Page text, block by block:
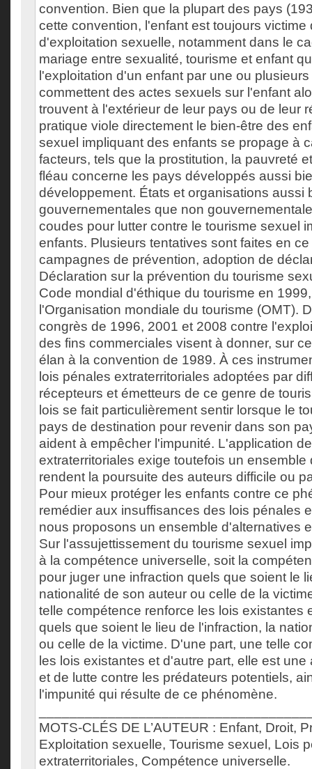
convention. Bien que la plupart des pays
cette convention, l'enfant est toujours victime
d'exploitation sexuelle, notamment dans le
mariage entre sexualité, tourisme et enfant
l'exploitation d'un enfant par une ou
commettent des actes sexuels sur l'enfant
trouvent à l'extérieur de leur pays ou de leur
pratique viole directement le bien-être des
sexuel impliquant des enfants se propage à
facteurs, tels que la prostitution, la pauvreté
fléau concerne les pays développés aussi
développement. États et organisations aussi
gouvernementales que non
coudes pour lutter contre le tourisme sexuel
enfants. Plusieurs tentatives sont faites en
campagnes de prévention, adoption de
Déclaration sur la prévention du tourisme
Code mondial d'éthique du tourisme en
l'Organisation mondiale du tourisme (OMT).
congrès de 1996, 2001 et 2008 contre
des fins commerciales visent à donner, sur
élan à la convention de 1989. À ces
lois pénales extraterritoriales adoptées par
récepteurs et émetteurs de ce genre de
lois se fait particulièrement sentir lorsque le
pays de destination pour revenir dans son
aident à empêcher l'impunité. L'application
extraterritoriales exige toutefois un ensemble
rendent la poursuite des auteurs difficile ou
Pour mieux protéger les enfants contre ce
remédier aux insuffisances des lois pénales
nous proposons un ensemble d'alternatives
Sur l'assujettissement du tourisme sexuel
à la compétence universelle, soit la
pour juger une infraction quels que soient le
nationalité de son auteur ou celle de la
telle compétence renforce les lois existantes
quels que soient le lieu de l'infraction, la
ou celle de la victime. D'une part, une telle
les lois existantes et d'autre part, elle est
et de lutte contre les prédateurs potentiels,
l'impunité qui résulte de ce phénomène.
MOTS-CLÉS DE L’AUTEUR : Enfant, Droit,
Exploitation sexuelle, Tourisme sexuel, Lois
extraterritoriales, Compétence universelle.